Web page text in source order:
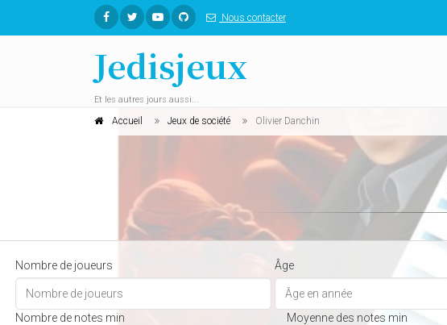
Nous contacter
Jedisjeux
Et les autres jours aussi...
Accueil Jeux de société Olivier Danchin
Nombre de joueurs Âge
Nombre de notes min Moyenne des notes min